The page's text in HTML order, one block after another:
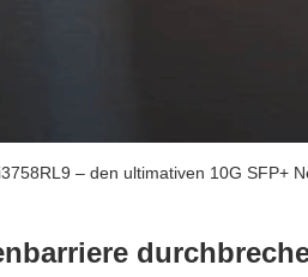
– den ultimativen 10G SFP+